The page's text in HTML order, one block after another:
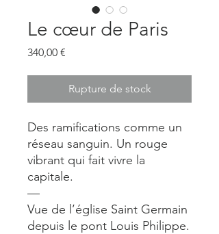
Le cœur de Paris
340,00 €
Rupture de stock
Des ramifications comme un
réseau sanguin. Un rouge
vibrant qui fait vivre la
capitale.
—
Vue de l’église Saint Germain
depuis le pont Louis Philippe.